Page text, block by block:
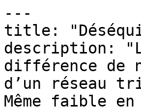
---
title:
description:
différence de
d’un réseau
Même faible